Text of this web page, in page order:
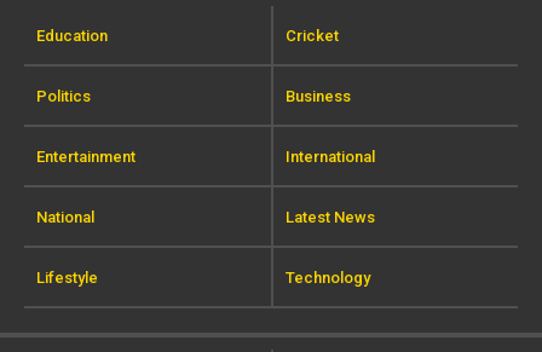
Education Cricket
Politics Business
Entertainment International
National Latest News
Lifestyle Technology